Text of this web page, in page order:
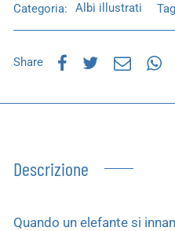
Categoria: Albi illustrati
Share
Descrizione
Quando un elefante si